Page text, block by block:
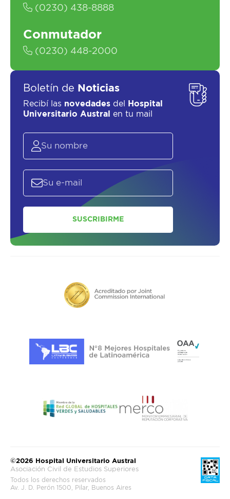
SOLICITAR UN ASESOR
(0230) 438-8888
Conmutador
(0230) 448-2000
Boletín de Noticias
Recibí las novedades del
Hospital
Universitario Austral
en tu mail
SUSCRIBIRME
©2026 Hospital Universitario Austral
Asociación Civil de Estudios Superiores
Todos los derechos reservados
Av. J. D. Perón 1500, Pilar, Buenos Aires